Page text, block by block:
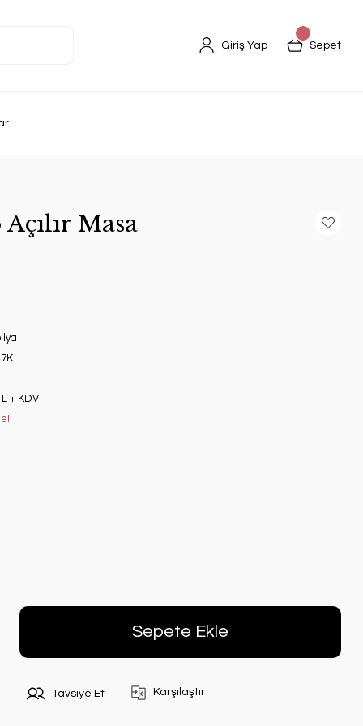
Giriş Yap Sepet
Masa
+ KDV
Sepete Ekle
Tavsiye Et Karşılaştır